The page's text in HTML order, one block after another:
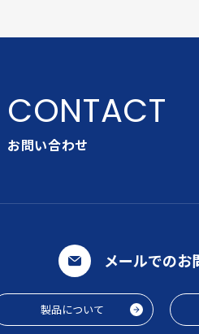
お問い合わせ
メールでのお
製品について